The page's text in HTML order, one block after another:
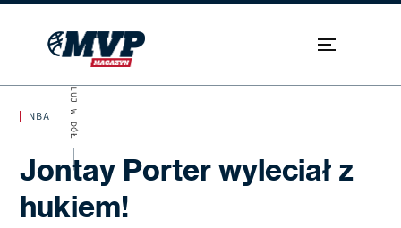
NBA
Jontay Porter wyleciał z
hukiem!
SKROLUJ W DÓŁ